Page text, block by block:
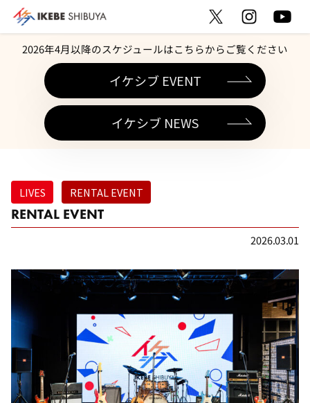
2026年4月以降のスケジュールはこちらからご覧ください
イケシブ EVENT
イケシブ NEWS
LIVES RENTAL EVENT
RENTAL EVENT
2026.03.01